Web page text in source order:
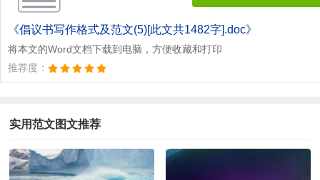
《倡议书写作格式及范文(5)[此文共1482字].doc》
将本文的Word文档下载到电脑，方便收藏和打印
推荐度：
实用范文图文推荐